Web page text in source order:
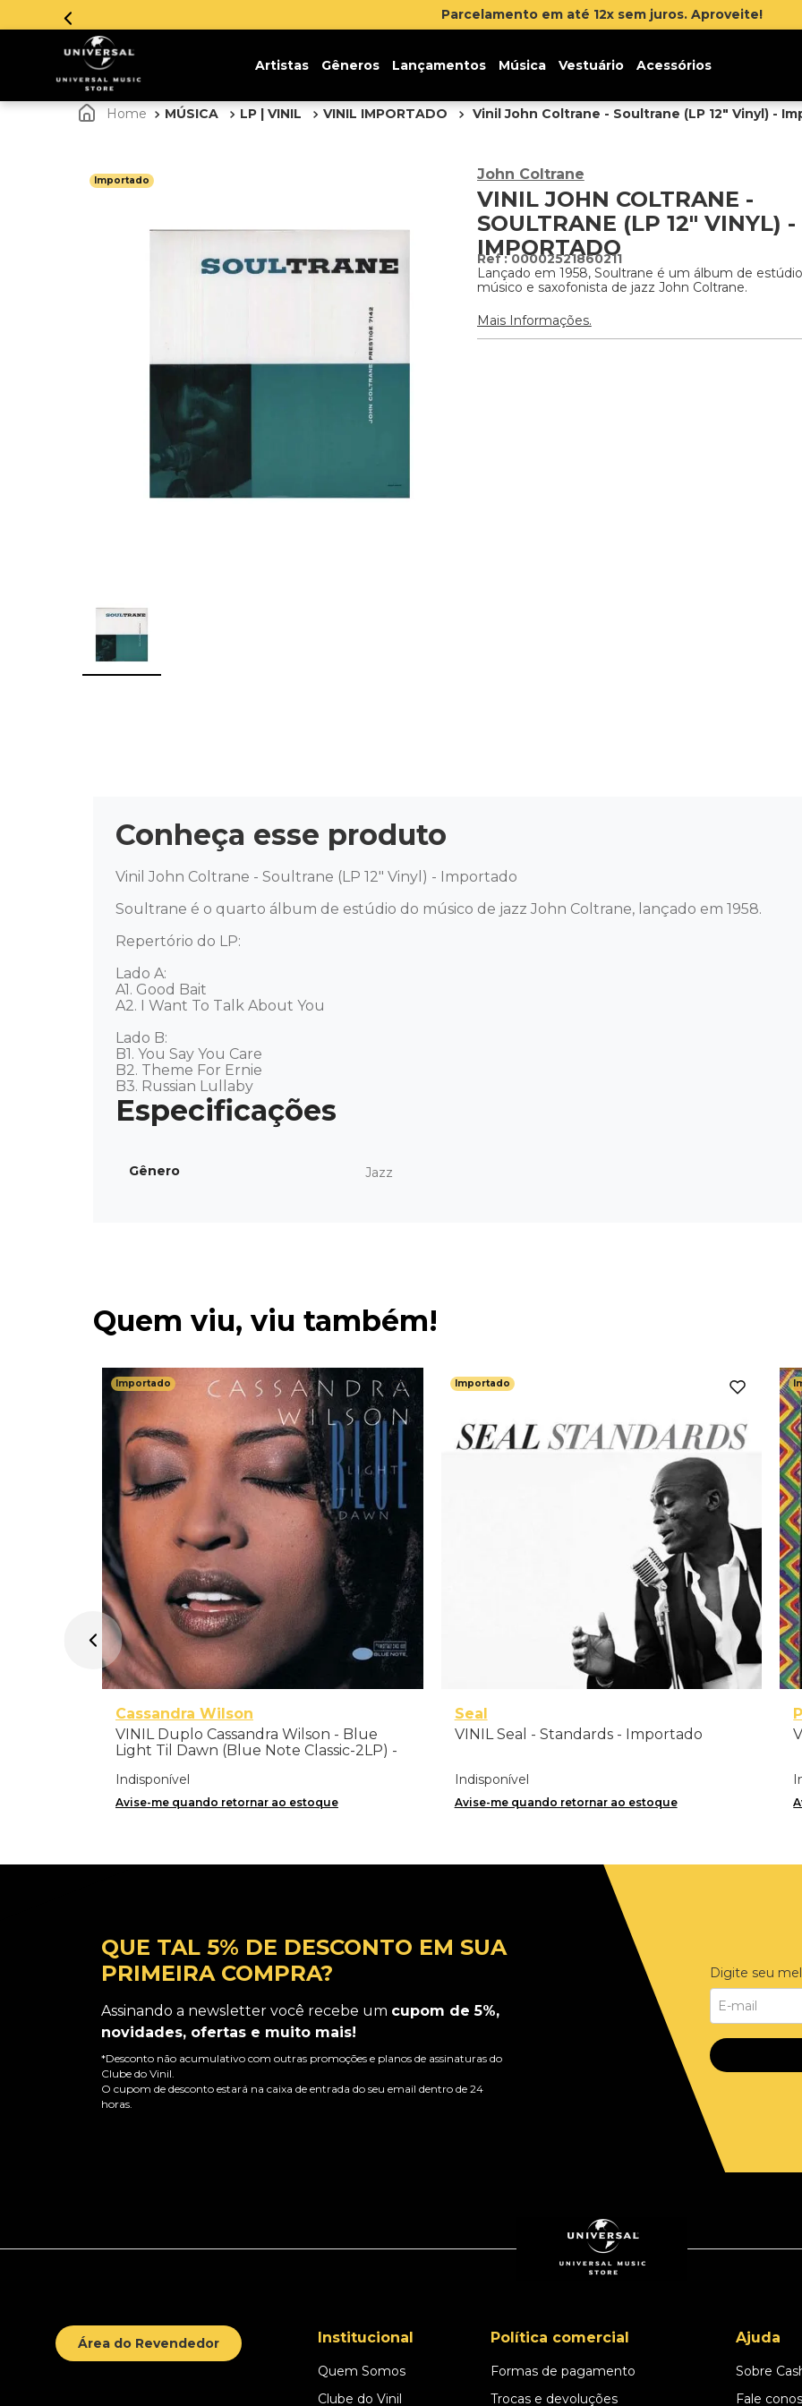
Parcelamento em até 12x sem juros. Aproveite!
Artistas Gêneros Lançamentos Música Vestuário Acessórios
MÚSICA LP | VINIL VINIL IMPORTADO Vinil John Coltrane - Soultrane (LP 12" Vinyl) -
Importado John Coltrane
VINIL JOHN COLTRANE -
SOULTRANE (LP 12" VINYL) -
IMPORTADO
:00002521860211
Lançado em 1958, Soultrane é um álbum de
músico e saxofonista de jazz John Coltrane.
Mais Informações.
Conheça esse produto
Vinil John Coltrane - Soultrane (LP 12" Vinyl) - Importado
Soultrane é o quarto álbum de estúdio do músico de jazz John Coltrane, lançado em 1958.
Repertório do LP:
Lado A:
A1. Good Bait
A2. I Want To Talk About You
Lado B:
B1. You Say You Care
B2. Theme For Ernie
B3. Russian Lullaby
Gênero Jazz
Quem viu, viu também!
Importado
Cassandra Wilson
VINIL Duplo Cassandra Wilson - Blue
Light Til Dawn (Blue Note Classic-2LP) -
Indisponível
Avise-me quando retornar ao estoque
Importado
Seal
VINIL Seal - Standards - Importado
Indisponível
Avise-me quando retornar ao estoque
QUE TAL 5% DE DESCONTO EM SUA
PRIMEIRA COMPRA?
Assinando a newsletter você recebe um cupom de 5%,
novidades, ofertas e muito mais!
*Desconto não acumulativo com outras promoções e planos de assinaturas do
Clube do Vinil.
O cupom de desconto estará na caixa de entrada do seu email dentro de 24
horas.
Digite seu
Área do Revendedor Institucional
Quem Somos
Clube do Vinil
Política comercial
Formas de pagamento
Trocas e devoluções
Ajuda
Sobre
Fale